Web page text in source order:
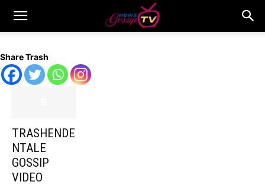
Share Trash
TRASHENDE
NTALE
GOSSIP
VIDEO